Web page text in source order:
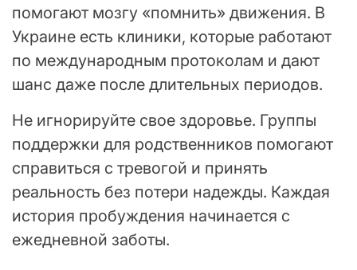
помогают мозгу «помнить» движения. В
Украине есть клиники, которые работают
по международным протоколам и дают
шанс даже после длительных периодов.
Не игнорируйте свое здоровье. Группы
поддержки для родственников помогают
справиться с тревогой и принять
реальность без потери надежды. Каждая
история пробуждения начинается с
ежедневной заботы.